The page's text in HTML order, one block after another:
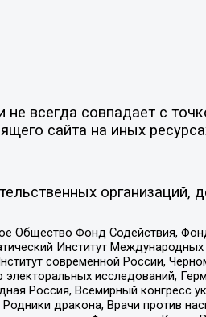
всегда совпадает с
сайта на иных
организаций,
Общество Фонд Содействия,
Институт Международных
современной России,
исследований,
Россия, Всемирный конгресс
дракона, Врачи против